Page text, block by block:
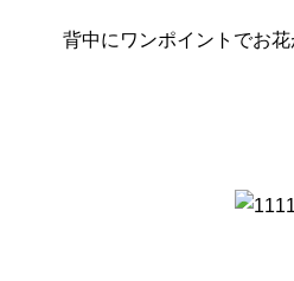
背中にワンポイントでお